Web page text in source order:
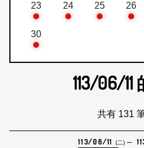
23 24 25 26
30
113/06/11
共有 131
113/06/11 (二)